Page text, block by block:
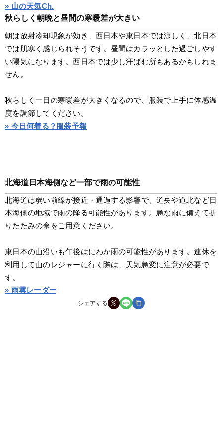
» 山の天気Ch.
秋らしく朝晩と昼間の寒暖差が大きい
朝は放射冷却現象が効き、西日本や東日本では涼しく、北日本
では肌寒く感じられそうです。昼間はカラッとした過ごしやす
い陽気になります。西日本では少し汗ばむ所もあるかもしれま
せん。
秋らしく一日の寒暖差が大きくなるので、服装で上手に体感温
度を調節してください。
» 今日何着る？服装予報
北海道日本海側など一部で雨の可能性
北海道は弱い前線が接近・通過する影響で、道央や道北など日
本海側の地域で雨の降る可能性があります。急な雨に備えて折
りたたみの傘をご用意ください。
東日本の山沿いも午後はにわか雨の可能性があります。連休を
利用して山のレジャーに行く際は、天気急変に注意が必要で
す。
» 雨雲レーダー
シェアする